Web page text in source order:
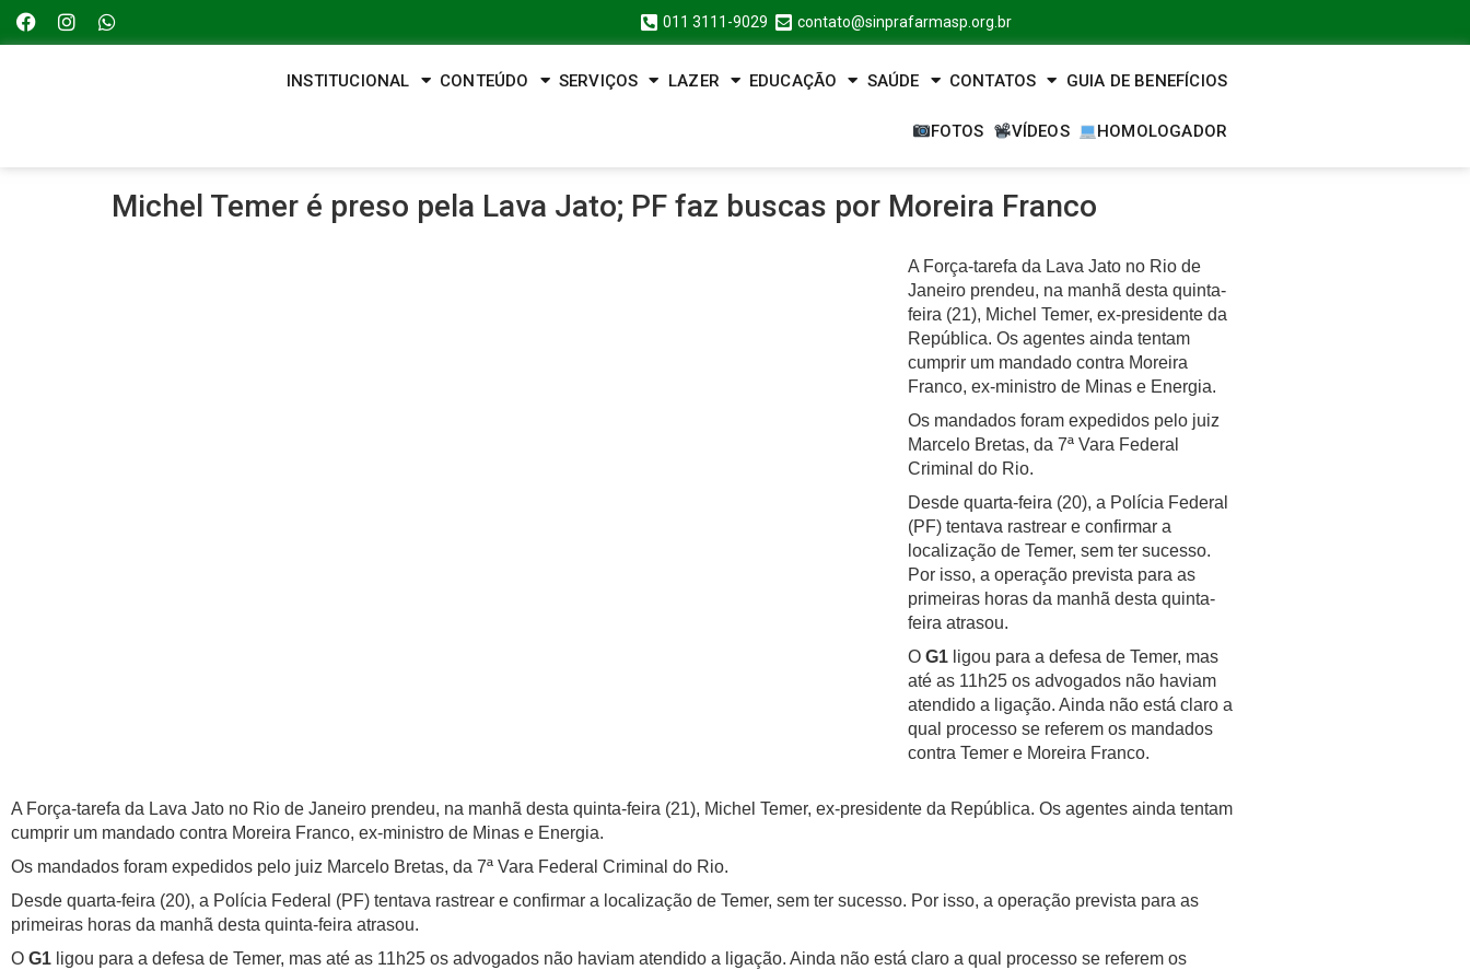
011 3111-9029 contato@sinprafarmasp.org.br
INSTITUCIONAL CONTEÚDO SERVIÇOS LAZER EDUCAÇÃO SAÚDE CONTATOS GUIA DE BENEFÍCIOS
FOTOS VÍDEOS HOMOLOGADOR
Michel Temer é preso pela Lava Jato; PF faz buscas por Moreira Franco
A Força-tarefa da Lava Jato no Rio de
Janeiro prendeu, na manhã desta quinta-
feira (21), Michel Temer, ex-presidente da
República. Os agentes ainda tentam
cumprir um mandado contra Moreira
Franco, ex-ministro de Minas e Energia.
Os mandados foram expedidos pelo juiz
Marcelo Bretas, da 7ª Vara Federal
Criminal do Rio.
Desde quarta-feira (20), a Polícia Federal
(PF) tentava rastrear e confirmar a
localização de Temer, sem ter sucesso.
Por isso, a operação prevista para as
primeiras horas da manhã desta quinta-
feira atrasou.
O G1 ligou para a defesa de Temer, mas
até as 11h25 os advogados não haviam
atendido a ligação. Ainda não está claro a
qual processo se referem os mandados
contra Temer e Moreira Franco.
A Força-tarefa da Lava Jato no Rio de Janeiro prendeu, na manhã desta quinta-feira (21), Michel Temer, ex-presidente da República. Os agentes ainda tentam
cumprir um mandado contra Moreira Franco, ex-ministro de Minas e Energia.
Os mandados foram expedidos pelo juiz Marcelo Bretas, da 7ª Vara Federal Criminal do Rio.
Desde quarta-feira (20), a Polícia Federal (PF) tentava rastrear e confirmar a localização de Temer, sem ter sucesso. Por isso, a operação prevista para as
primeiras horas da manhã desta quinta-feira atrasou.
O G1 ligou para a defesa de Temer, mas até as 11h25 os advogados não haviam atendido a ligação. Ainda não está claro a qual processo se referem os